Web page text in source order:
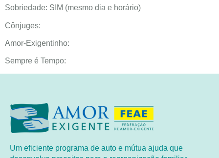
Sobriedade: SIM (mesmo dia e horário)
Cônjuges:
Amor-Exigentinho:
Sempre é Tempo:
Um eficiente programa de auto e mútua ajuda que